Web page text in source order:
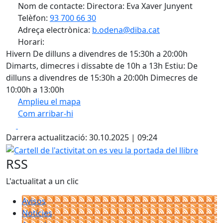
Nom de contacte: Directora: Eva Xaver Junyent
Telèfon: 93 700 66 30
Adreça electrònica: b.odena@diba.cat
Horari:
Hivern De dilluns a divendres de 15:30h a 20:00h
Dimarts, dimecres i dissabte de 10h a 13h Estiu: De
dilluns a divendres de 15:30h a 20:00h Dimecres de
10:00h a 13:00h
Amplieu el mapa
Com arribar-hi
+
−
Darrera actualització: 30.10.2025 | 09:24
Cartell de l'activitat on es veu la portada del llibre
RSS
L'actualitat a un clic
Avisos
Notícies